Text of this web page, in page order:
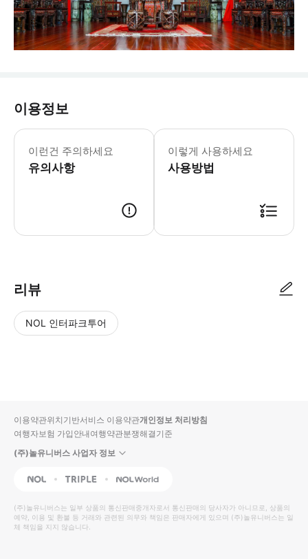
이용정보
이런건 주의하세요
유의사항
본 액티비티에는 강화된 건강 & 위생
이렇게 사용하세요
사용방법
리뷰
NOL 인터파크투어
입니
다.
높
은
순
사
동
영
상
순
상
이용약관위치기반서비스 이용약관개인정보 처리방침
여행자보험 가입안내여행약관분쟁해결기준
(주)놀유니버스 사업자 정보
NOL Triple Interpark Global
(주)놀유니버스는 일부 상품의 통신판매중개자로서 통신판매의 당사자가 아니므로, 상품의
예약, 이용 및 환불 등 거래와 관련된 의무와 책임은 판매자에게 있으며 (주)놀유니버스는 일
체 책임을 지지 않습니다.